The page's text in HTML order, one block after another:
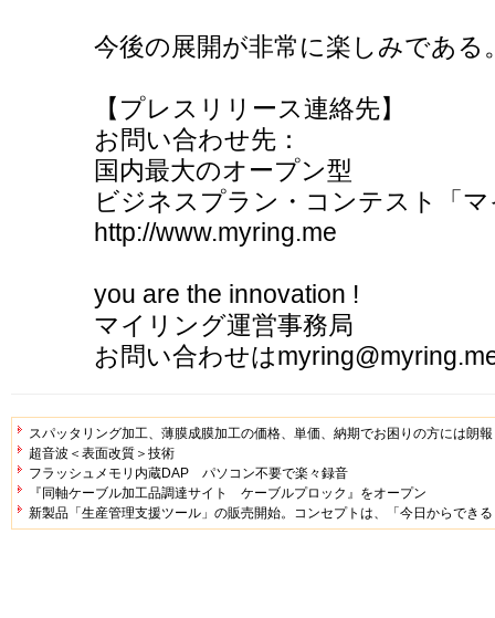
今後の展開が非常に楽しみである
【プレスリリース連絡先】
お問い合わせ先：
国内最大のオープン型
ビジネスプラン・コンテスト「
http://www.myring.me
you are the innovation !
マイリング運営事務局
お問い合わせは
スパッタリング加工、薄膜成膜加工の価格、単価、納期でお困りの方には朗
超音波＜表面改質＞技術
フラッシュメモリ内蔵DAP パソコン不要で楽々録音
『同軸ケーブル加工品調達サイト ケーブルプロック』をオープン
新製品「生産管理支援ツール」の販売開始。コンセプトは、「今日からでき